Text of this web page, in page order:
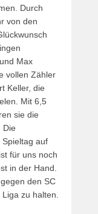
Durch
von den
Max
vollen Zähler
Keller, die
Mit 6,5
sie die
Die
auf
für uns noch
in der Hand.
den SC
zu halten.